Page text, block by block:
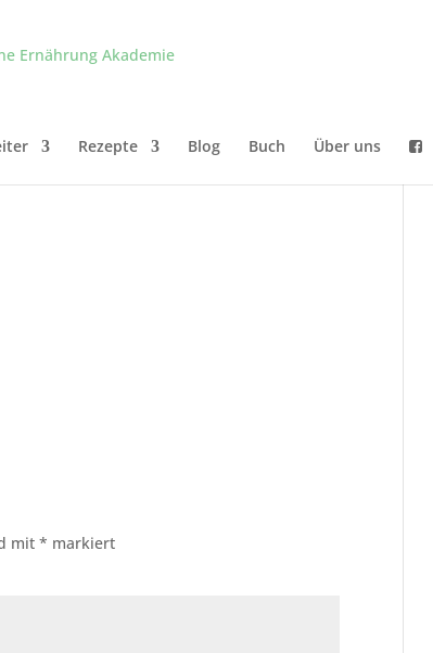
Rezepte Blog Buch Über uns
mit* markiert